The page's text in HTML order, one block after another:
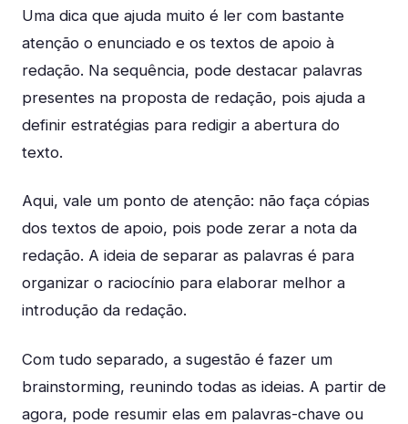
Uma dica que ajuda muito é ler com bastante
atenção o enunciado e os textos de apoio à
redação. Na sequência, pode destacar palavras
presentes na proposta de redação, pois ajuda a
definir estratégias para redigir a abertura do
texto.
Aqui, vale um ponto de atenção: não faça cópias
dos textos de apoio, pois pode zerar a nota da
redação. A ideia de separar as palavras é para
organizar o raciocínio para elaborar melhor a
introdução da redação.
Com tudo separado, a sugestão é fazer um
brainstorming, reunindo todas as ideias. A partir de
agora, pode resumir elas em palavras-chave ou